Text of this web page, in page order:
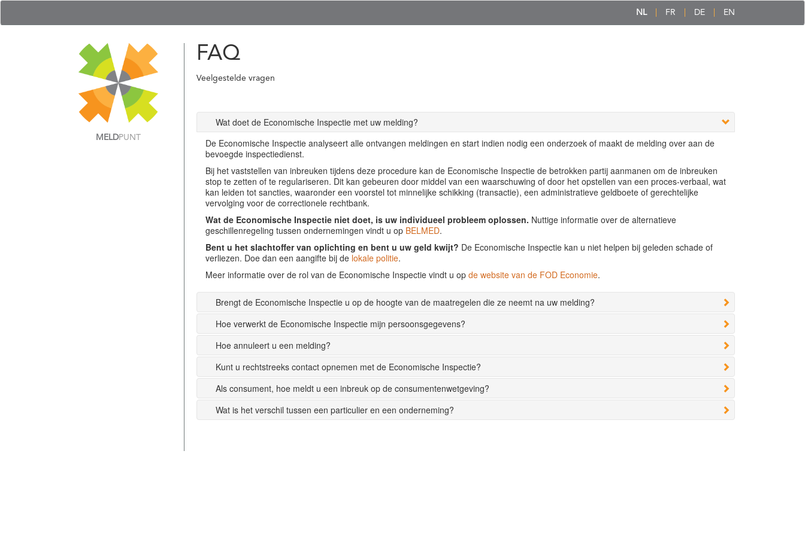
NL FR DE EN
MELDPUNT
FAQ
Veelgestelde vragen
Wat doet de Economische Inspectie met uw melding?
De Economische Inspectie analyseert alle ontvangen meldingen en start indien nodig een onderzoek of maakt de melding over aan de
bevoegde inspectiedienst.
Bij het vaststellen van inbreuken tijdens deze procedure kan de Economische Inspectie de betrokken partij aanmanen om de inbreuken
stop te zetten of te regulariseren. Dit kan gebeuren door middel van een waarschuwing of door het opstellen van een proces-verbaal, wat
kan leiden tot sancties, waaronder een voorstel tot minnelijke schikking (transactie), een administratieve geldboete of gerechtelijke
vervolging voor de correctionele rechtbank.
Wat de Economische Inspectie niet doet, is uw individueel probleem oplossen. Nuttige informatie over de alternatieve
geschillenregeling tussen ondernemingen vindt u op BELMED.
Bent u het slachtoffer van oplichting en bent u uw geld kwijt? De Economische Inspectie kan u niet helpen bij geleden schade of
verliezen. Doe dan een aangifte bij de lokale politie.
Meer informatie over de rol van de Economische Inspectie vindt u op de website van de FOD Economie.
Brengt de Economische Inspectie u op de hoogte van de maatregelen die ze neemt na uw melding?
Hoe verwerkt de Economische Inspectie mijn persoonsgegevens?
Hoe annuleert u een melding?
Kunt u rechtstreeks contact opnemen met de Economische Inspectie?
Als consument, hoe meldt u een inbreuk op de consumentenwetgeving?
Wat is het verschil tussen een particulier en een onderneming?